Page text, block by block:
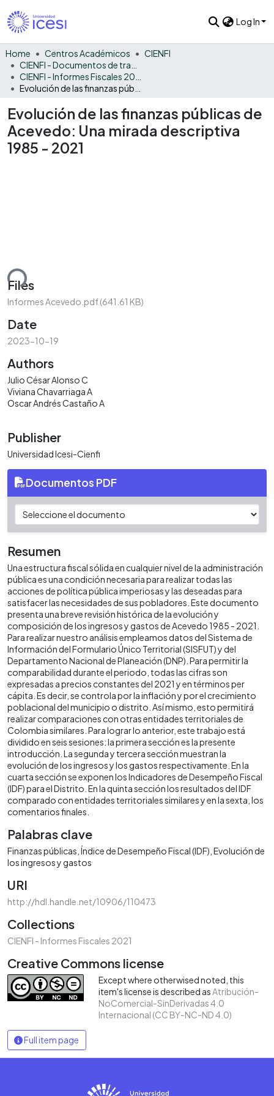
Log In
Home Centros Académicos
CIENFI
Evolución de las finanzas públicas de
Acevedo: Una mirada descriptiva
1985 - 2021
Files
Informes Acevedo.pdf(641.61 KB)
Date
2023-10-19
Authors
Julio César Alonso C
Viviana Chavarriaga A
Oscar Andrés Castaño A
Publisher
Universidad Icesi-Cienfi
Documentos PDF
Resumen
Una estructura fiscal sólida en cualquier nivel de la administración
pública es una condición necesaria para realizar todas las
acciones de política pública imperiosas y las deseadas para
satisfacer las necesidades de sus pobladores. Este documento
presenta una breve revisión histórica de la evolución y
composición de los ingresos y gastos de Acevedo 1985 - 2021.
Para realizar nuestro análisis empleamos datos del Sistema de
Información del Formulario Único Territorial (SISFUT) y del
Departamento Nacional de Planeación (DNP). Para permitir la
comparabilidad durante el periodo, todas las cifras son
expresadas a precios constantes del 2021 y en términos per
cápita. Es decir, se controla por la inflación y por el crecimiento
poblacional del municipio o distrito. Así mismo, esto permitirá
realizar comparaciones con otras entidades territoriales de
Colombia similares. Para lograr lo anterior, este trabajo está
dividido en seis sesiones: la primera sección es la presente
introducción. La segunda y tercera sección muestran la
evolución de los ingresos y los gastos respectivamente. En la
cuarta sección se exponen los Indicadores de Desempeño Fiscal
(IDF) para el Distrito. En la quinta sección los resultados del IDF
comparado con entidades territoriales similares y en la sexta, los
comentarios finales.
Palabras clave
Finanzas públicas Índice de Desempeño Fiscal (IDF) Evolución de
los ingresos y gastos
URI
http://hdl.handle.net/10906/110473
Collections
CIENFI - Informes Fiscales 2021
Creative Commons license
Except where otherwised noted, this
item's license is described asAtribución-
NoComercial-SinDerivadas 4.0
Internacional (CC BY-NC-ND 4.0)
Full item page